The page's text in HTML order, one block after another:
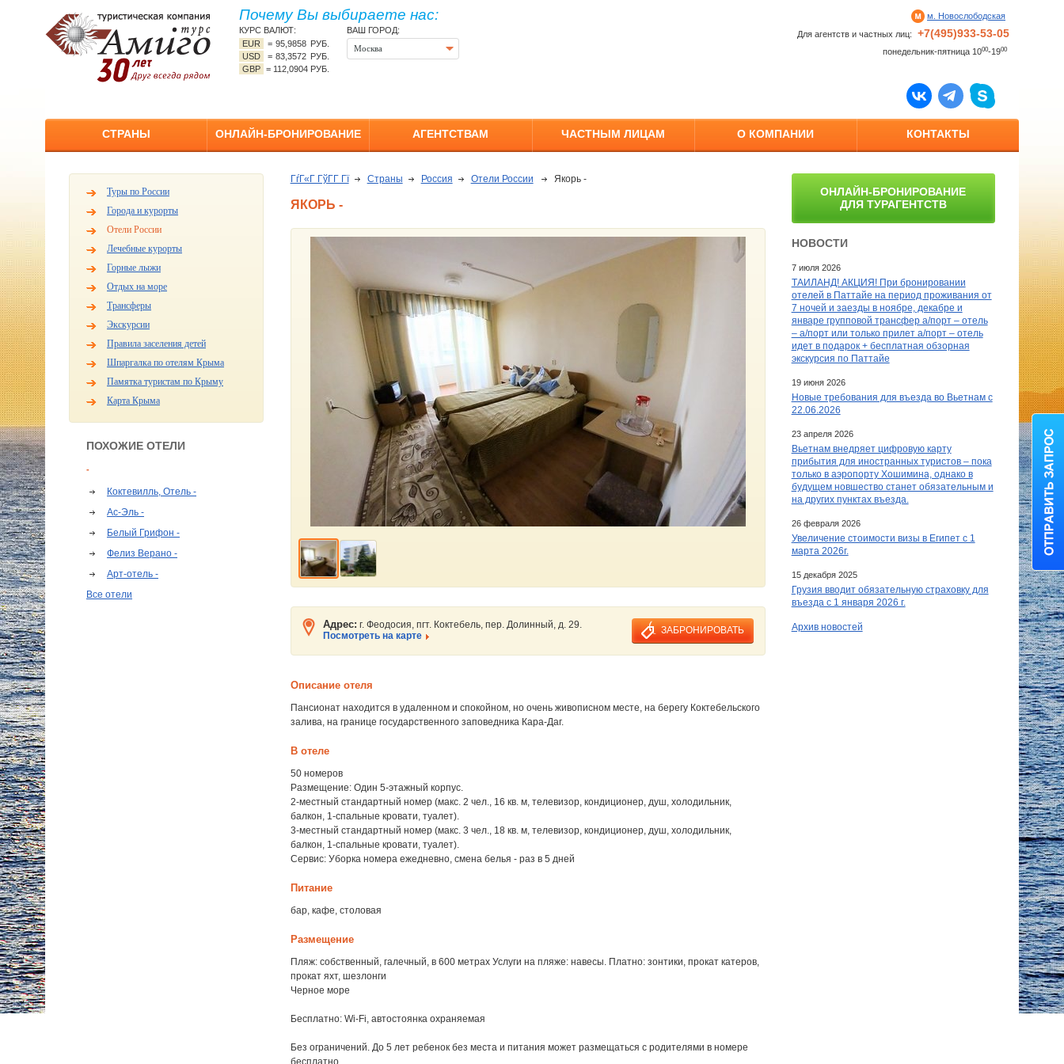
Почему Вы выбираете нас:
КУРС ВАЛЮТ:
EUR
=95,9858 РУБ.
USD
=83,3572 РУБ.
GBP = 112,0904 РУБ.
ВАШ ГОРОД:
Москва
м. Новослободская
Для агентств и частных лиц:
+7(495)933-53-05
понедельник-пятница 1000-1900
СТРАНЫ ОНЛАЙН-БРОНИРОВАНИЕ АГЕНТСТВАМ ЧАСТНЫМ ЛИЦАМ О КОМПАНИИ КОНТАКТЫ
Туры по России
Города и курорты
Отели России
Лечебные курорты
Горные лыжи
Отдых на море
Трансферы
Экскурсии
Правила заселения детей
Шпаргалка по отелям Крыма
Памятка туристам по Крыму
Карта Крыма
ПОХОЖИЕ ОТЕЛИ
-
Коктевилль, Отель -
Ас-Эль -
Белый Грифон -
Фелиз Верано -
Арт-отель -
Все отели
ГѓГ«Г ГўГ­Г Гї Страны Россия Отели России Якорь -
ЯКОРЬ -
ЗАБРОНИРОВАТЬ
Адрес: г. Феодосия, пгт. Коктебель, пер. Долинный, д. 29.
Посмотреть на карте
Описание отеля
Пансионат находится в удаленном и спокойном, но очень живописном месте, на берегу Коктебельского
залива, на границе государственного заповедника Кара-Даг.
В отеле
50 номеров
Размещение: Один 5-этажный корпус.
2-местный стандартный номер (макс. 2 чел., 16 кв. м, телевизор, кондиционер, душ, холодильник,
балкон, 1-спальные кровати, туалет).
3-местный стандартный номер (макс. 3 чел., 18 кв. м, телевизор, кондиционер, душ, холодильник,
балкон, 1-спальные кровати, туалет).
Сервис: Уборка номера ежедневно, смена белья - раз в 5 дней
Питание
бар, кафе, столовая
Размещение
Пляж: собственный, галечный, в 600 метрах Услуги на пляже: навесы. Платно: зонтики, прокат катеров,
прокат яхт, шезлонги
Черное море
Бесплатно: Wi-Fi, автостоянка охраняемая
Без ограничений. До 5 лет ребенок без места и питания может размещаться с родителями в номере
бесплатно.
ОНЛАЙН-БРОНИРОВАНИЕ
ДЛЯ ТУРАГЕНТСТВ
НОВОСТИ
7 июля 2026
ТАИЛАНД! АКЦИЯ! При бронировании
отелей в Паттайе на период проживания от
7 ночей и заезды в ноябре, декабре и
январе групповой трансфер а/порт – отель
– а/порт или только прилет а/порт – отель
идет в подарок + бесплатная обзорная
экскурсия по Паттайе
19 июня 2026
Новые требования для въезда во Вьетнам с
22.06.2026
23 апреля 2026
Вьетнам внедряет цифровую карту
прибытия для иностранных туристов – пока
только в аэропорту Хошимина, однако в
будущем новшество станет обязательным и
на других пунктах въезда.
26 февраля 2026
Увеличение стоимости визы в Египет c 1
марта 2026г.
15 декабря 2025
Грузия вводит обязательную страховку для
въезда с 1 января 2026 г.
Архив новостей